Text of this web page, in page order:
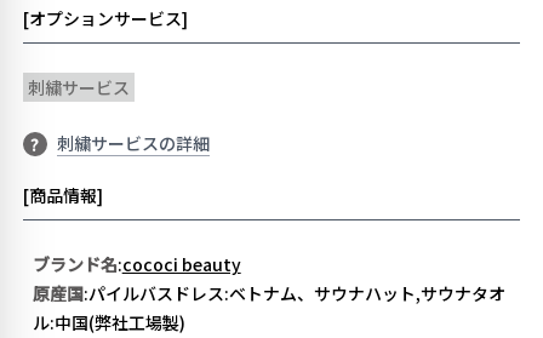
[オプションサービス]
刺繍サービス
? 刺繍サービスの詳細
[商品情報]
ブランド名:cococi beauty
原産国:パイルバスドレス:ベトナム、サウナハット,サウナタオ
ル:中国(弊社工場製)